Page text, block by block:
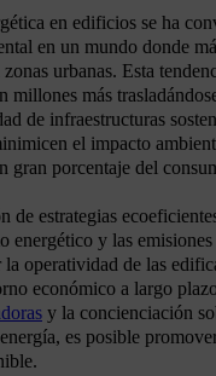
en edificios se ha
en un mundo donde
urbanas. Esta
millones más
de infraestructuras
el impacto
gran porcentaje del
de estrategias
energético y las
operatividad de las
económico a largo
y la concienciación
es posible